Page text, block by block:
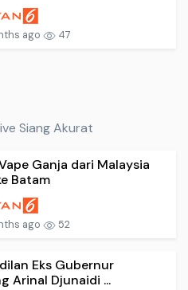
ago 47
Siang Akurat
Ganja dari Malaysia
Batam
ago 52
Eks Gubernur
Arinal Djunaidi ...